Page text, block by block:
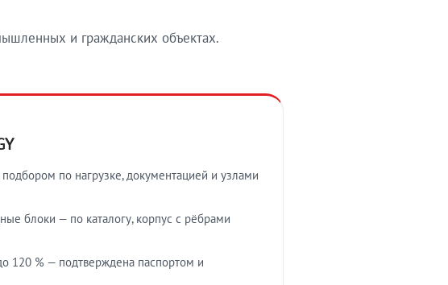
и гражданских объектах.
по нагрузке, документацией и узлами
блоки — по каталогу, корпус с рёбрами
120 % — подтверждена паспортом и